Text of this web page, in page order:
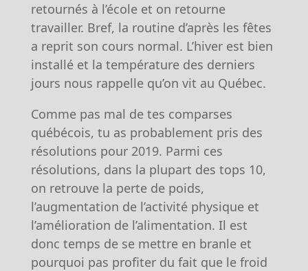
retournés à l’école et on retourne
travailler. Bref, la routine d’après les fêtes
a reprit son cours normal. L’hiver est bien
installé et la température des derniers
jours nous rappelle qu’on vit au Québec.
Comme pas mal de tes comparses
québécois, tu as probablement pris des
résolutions pour 2019. Parmi ces
résolutions, dans la plupart des tops 10,
on retrouve la perte de poids,
l’augmentation de l’activité physique et
l’amélioration de l’alimentation. Il est
donc temps de se mettre en branle et
pourquoi pas profiter du fait que le froid